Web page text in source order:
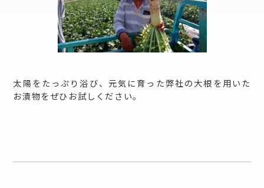
太陽をたっぷり浴び、元気に育った弊社の大根を用いた
お漬物をぜひお試しください。